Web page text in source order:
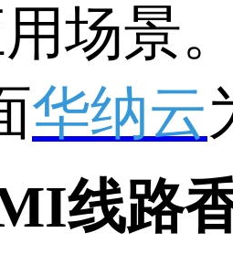
场景
华纳云
线路